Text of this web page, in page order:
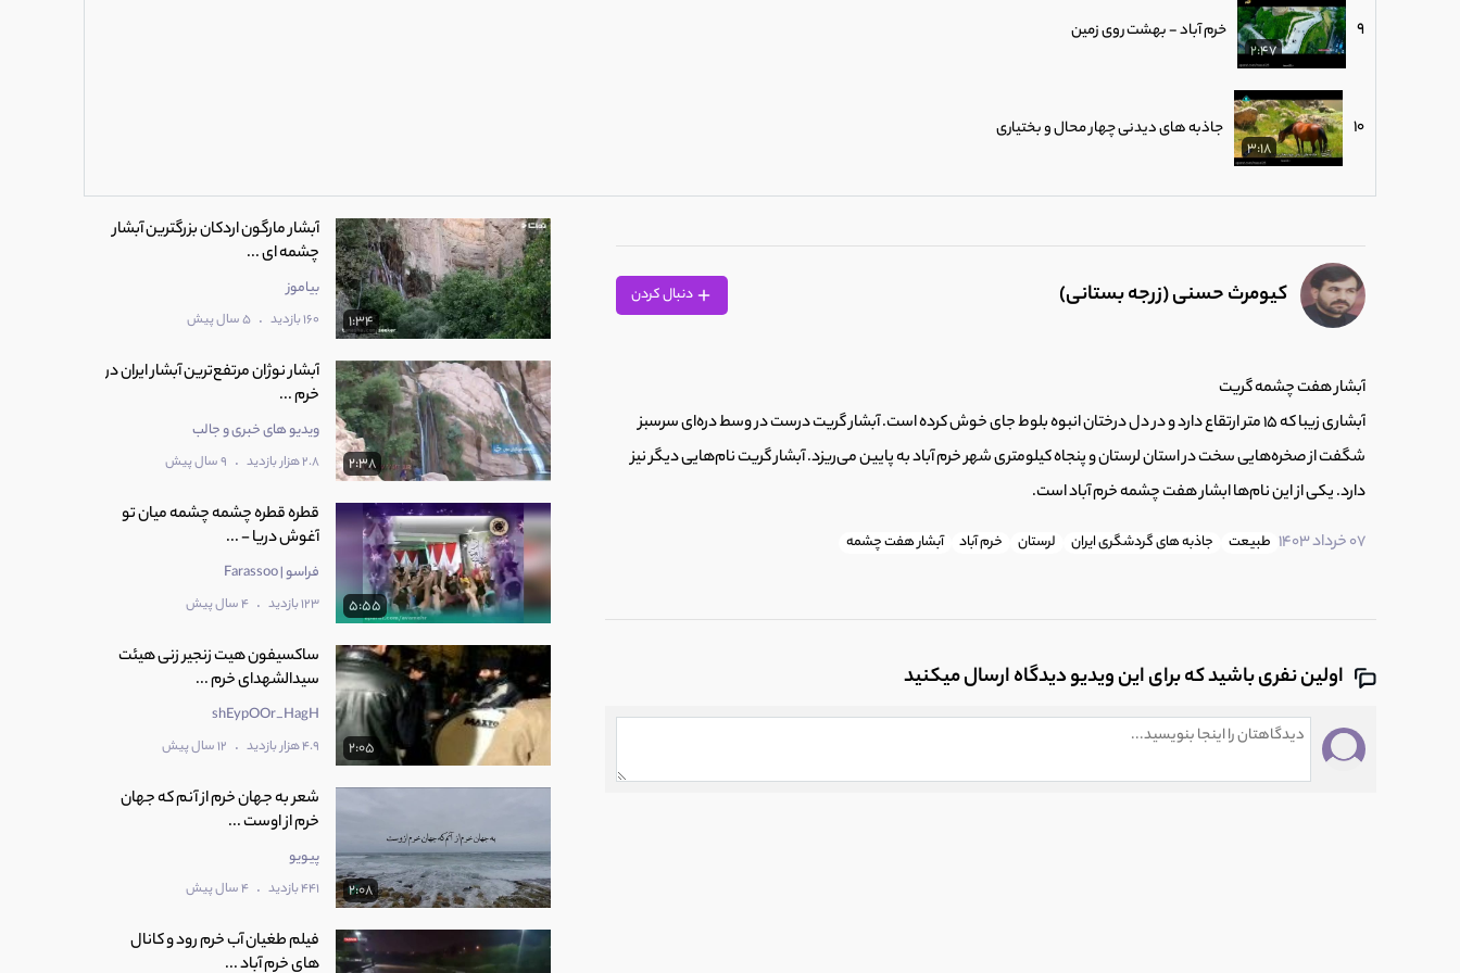
9
2:47
خرم آباد - بهشت روی زمین
10
3:18
جاذبه های دیدنی چهار محال و بختیاری
1:47
12
13 استان خراسان شمالی
4:38
15 شهرستان شهرکرد
6:44
استان لرستان
کیومرث حسنی (زرجه بستانی) دنبال کردن
آبشار هفت چشمه گریت
آبشاری زیبا که 15 متر ارتقاع دارد و در دل درختان انبوه بلوط جای خوش کرده است. آبشار گریت درست در وسط دره‌ای سرسبز
شگفت از صخره‌هایی سخت در استان لرستان و پنجاه کیلومتری شهر خرم آباد به پایین می‌ریزد. آبشار گریت نام‌هایی دیگر نیز
دارد. یکی از این نام‌ها ابشار هفت چشمه خرم آباد است.
07 خرداد 1403
طبیعت جاذبه های گردشگری ایران لرستان خرم آباد آبشار هفت چشمه
اولین نفری باشید که برای این ویدیو دیدگاه ارسال میکنید
1:34
آبشار مارگون اردکان بزرگترین آبشار
چشمه ای ...
بیاموز
160 بازدید . 5 سال پیش
2:38
آبشار نوژان مرتفع‌ترین آبشار ایران در
خرم ...
ویدیو های خبری و جالب
2.8 هزار بازدید . 9 سال پیش
5:55
قطره قطره چشمه چشمه میان تو
آغوش دریا - ...
فراسو | Farassoo
123 بازدید . 4 سال پیش
2:05
ساکسیفون هیت زنجیر زنی هیئت
سیدالشهدای خرم ...
shEypOOr_HagH
4.9 هزار بازدید . 12 سال پیش
2:08
شعر به جهان خرم از آنم که جهان
خرم از اوست ...
پیویو
441 بازدید . 4 سال پیش
فیلم طغیان آب خرم‌ رود و کانال
های خرم آباد ...